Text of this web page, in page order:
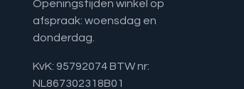
Openingstijden winkel op
afspraak: woensdag en
donderdag.
KvK: 95792074 BTW nr:
NL867302318B01